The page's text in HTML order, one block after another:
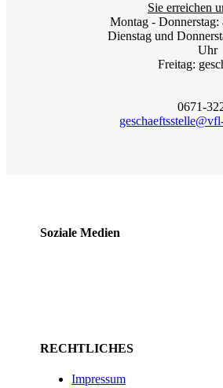
Sie erreichen
Montag -
Dienstag und
Uhr
Freitag:
0671-
Soziale Medien
RECHTLICHES
Impressum